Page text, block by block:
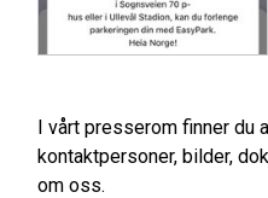
I vårt presserom finner du
kontaktpersoner, bilder,
om oss.